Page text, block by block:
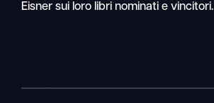
Eisner sui loro libri nominati e vincitori.